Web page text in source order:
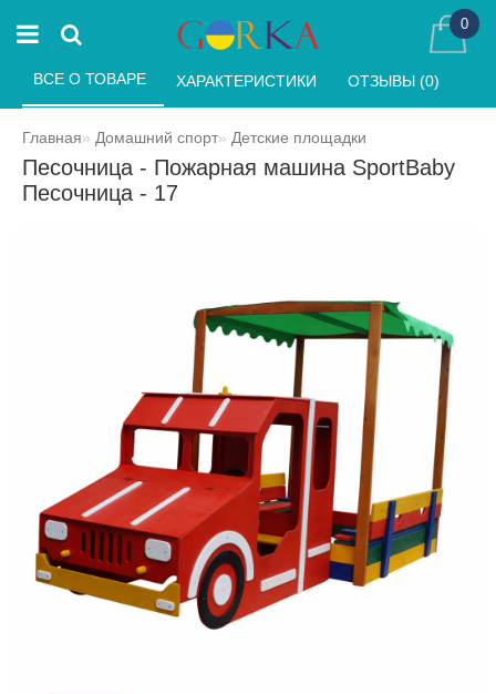
0
Главная Домашний спорт Детские площадки
Песочница - Пожарная машина SportBaby
Песочница - 17
ВСЕ О ТОВАРЕ ХАРАКТЕРИСТИКИ ОТЗЫВЫ (0)